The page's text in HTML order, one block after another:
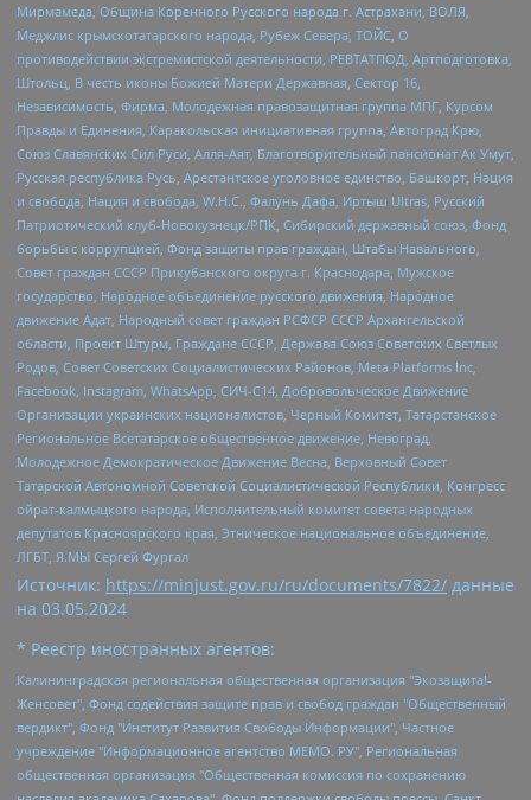
Мирмамеда, Община Коренного Русского народа г. Астрахани, ВОЛЯ,
Меджлис крымскотатарского народа, Рубеж Севера, ТОЙС, О
противодействии экстремистской деятельности, РЕВТАТПОД, Артподготовка,
Штольц, В честь иконы Божией Матери Державная, Сектор 16,
Независимость, Фирма, Молодежная правозащитная группа МПГ, Курсом
Правды и Единения, Каракольская инициативная группа, Автоград Крю,
Союз Славянских Сил Руси, Алля-Аят, Благотворительный пансионат Ак Умут,
Русская республика Русь, Арестантское уголовное единство, Башкорт, Нация
и свобода, Нация и свобода, W.H.С., Фалунь Дафа, Иртыш Ultras, Русский
Патриотический клуб-Новокузнецк/РПК, Сибирский державный союз, Фонд
борьбы с коррупцией, Фонд защиты прав граждан, Штабы Навального,
Совет граждан СССР Прикубанского округа г. Краснодара, Мужское
государство, Народное объединение русского движения, Народное
движение Адат, Народный совет граждан РСФСР СССР Архангельской
области, Проект Штурм, Граждане СССР, Держава Союз Советских Светлых
Родов, Совет Советских Социалистических Районов, Meta Platforms Inc,
Facebook, Instagram, WhatsApp, СИЧ-С14, Добровольческое Движение
Организации украинских националистов, Черный Комитет, Татарстанское
Региональное Всетатарское общественное движение, Невоград,
Молодежное Демократическое Движение Весна, Верховный Совет
Татарской Автономной Советской Социалистической Республики, Конгресс
ойрат-калмыцкого народа, Исполнительный комитет совета народных
депутатов Красноярского края, Этническое национальное объединение,
ЛГБТ, Я.МЫ Сергей Фургал
Источник: https://minjust.gov.ru/ru/documents/7822/ данные
на 03.05.2024
* Реестр иностранных агентов:
Калининградская региональная общественная организация "Экозащита!-Женсовет", Фонд содействия защите прав и свобод граждан "Общественный вердикт", Фонд "Институт Развития Свободы Информации", Частное учреждение "Информационное агентство МЕМО. РУ", Региональная общественная организация "Общественная комиссия по сохранению наследия академика Сахарова", Фонд поддержки свободы прессы, Санкт-Петербургская общественная правозащитная организация "Гражданский контроль", Межрегиональная общественная организация "Информационно-просветительский центр "Мемориал", Региональный Фонд "Центр Защиты Прав Средств Массовой Информации", с 05.12.2023 Фонд "Центр Защиты Прав Средств массовой информации", Региональная общественная благотворительная организация помощи беженцам и мигрантам "Гражданское содействие", Негосударственное образовательное учреждение дополнительного профессионального образования (повышение квалификации) специалистов "АКАДЕМИЯ ПО ПРАВАМ ЧЕЛОВЕКА", Свердловская региональная общественная организация "Сутяжник", Автономная некоммерческая организация "Центр независимых социологических исследований", Союз общественных объединений "Российский исследовательский центр по правам человека", Региональное общественное учреждение научно-информационный центр "МЕМОРИАЛ", Некоммерческая организация "Фонд защиты гласности", Автономная некоммерческая организация "Институт прав человека", Городская общественная организация "Екатеринбургское общество "МЕМОРИАЛ", Городская общественная организация "Рязанское историко-просветительское и правозащитное общество "Мемориал" (Рязанский Мемориал), Челябинский региональный орган общественной самодеятельности – женское общественное объединение "Женщины Евразии", Челябинский региональный орган общественной самодеятельности "Уральская правозащитная группа", Фонд содействия защите здоровья и социальной справедливости имени Андрея Рылькова, Автономная Некоммерческая Организация "Аналитический Центр Юрия Левады", Автономная некоммерческая организация социальной поддержки населения "Проект Апрель", Региональная общественная организация помощи женщинам и детям, находящимся в кризисной ситуации "Информационно-методический центр "Анна", Фонд содействия развитию массовых коммуникаций и правовому просвещению "Так-так-Так", Фонд содействия устойчивому развитию "Серебряная тайга", Свердловский региональный общественный фонд социальных проектов "Новое время", "Idel.Реалии", Кавказ.Реалии, Крым.Реалии, Телеканал Настоящее Время, Татаро-башкирская служба Радио Свобода (Azatliq Radiosi), Радио Свободная Европа/Радио Свобода (PCE/PC), "Сибирь.Реалии", "Фактограф", Благотворительный фонд помощи осужденным и их семьям, Автономная некоммерческая организация "Институт глобализации и социальных движений", Фонд "В защиту прав заключенных", Частное учреждение "Центр поддержки и содействия развитию средств массовой информации", Пензенский региональный общественный благотворительный фонд "Гражданский союз", "Север.Реалии", Некоммерческая организация Фонд "Правовая инициатива", Общество с ограниченной ответственностью "Радио Свободная Европа/Радио Свобода", Чешское информационное агентство "MEDIUM-ORIENT", Красноярская региональная общественная организация "Мы против СПИДа", Камалягин Денис Николаевич, Маркелов Сергей Евгеньевич, Пономарев Лев Александрович, Савицкая Людмила Алексеевна, Автономная некоммерческая организация "Центр по работе с проблемой насилия "НАСИЛИЮ.НЕТ", Межрегиональный профессиональный союз работников здравоохранения "Альянс врачей", Юридическое лицо, зарегистрированное в Латвийской Республике, SIA "Medusa Project" (регистрационный номер 40103797863, дата регистрации 10.06.2014), Некоммерческая организация "Фонд по борьбе с коррупцией", Автономная некоммерческая организация "Институт права и публичной политики", Баданин Роман Сергеевич, Гликин Максим Александрович, Железнова Мария Михайловна, Лукьянова Юлия Сергеевна, Маетная Елизавета Витальевна, Маняхин Петр Борисович, Чуракова Ольга Владимировна, Ярош Юлия Петровна, Юридическое лицо "The Insider SIA", зарегистрированное в Риге, Латвийская Республика (дата регистрации 26.06.2015), являющееся администратором доменного имени интернет-издания "The Insider SIA", https://theins.ru, Постернак Алексей Евгеньевич, Рубин Михаил Аркадьевич, Анин Роман Александрович, Юридическое лицо Istories fonds, зарегистрированное в Латвийской Республике (регистрационный номер 50008295751, дата регистрации 24.02.2020), Великовский Дмитрий Александрович, Долинина Ирина Николаевна, Мароховская Алеся Алексеевна, Шлейнов Роман Юрьевич, Шмагун Олеся Валентиновна, Общество с ограниченной ответственностью "Альтаир 2021", Общество с ограниченной ответственностью "Вега 2021", Общество с ограниченной ответственностью "Главный редактор 2021", Общество с ограниченной ответственностью "Ромашки монолит", Важенков Артем Валерьевич, Ивановская областная общественная организация "Центр гендерных исследований", Гурман Юрий Альбертович, Медиапроект "ОВД-Инфо", Егоров Владимир Владимирович, Жилинский Владимир Александрович, Общество с ограниченной ответственностью "ЗП", Иванова София Юрьевна, Карезина Инна Павловна, Кильтау Екатерина Викторовна, Петров Алексей Викторович, Пискунов Сергей Евгеньевич, Смирнов Сергей Сергеевич, Тихонов Михаил Сергеевич, Общество с ограниченной ответственностью "ЖУРНАЛИСТ-ИНОСТРАННЫЙ АГЕНТ", Арапова Галина Юрьевна, Вольтская Татьяна Анатольевна, Американская компания "Mason G.E.S. Anonymous Foundation" (США), являющаяся владельцем интернет-издания https://mnews.world/, Компания "Stichting Bellingcat", зарегистрированная в Нидерландах (дата регистрации 11.07.2018), Захаров Андрей Вячеславович, Клепиковская Екатерина Дмитриевна, Общество с ограниченной ответственностью "МЕМО", Перл Роман Александрович, Симонов Евгений Алексеевич, Соловьева Елена Анатольевна, Сотников Даниил Владимирович, Сурначева Елизавета Дмитриевна, Автономная некоммерческая организация по защите прав человека и информированию населения "Якутия – Наше Мнение", Общество с ограниченной ответственностью "Москоу диджитал медиа", с 26.01.2023 Общество с ограниченной ответственностью "Чайка Белые сады", Ветошкина Валерия Валерьевна, Заговора Максим Александрович, Межрегиональное общественное движение "Российская ЛГБТ - сеть", Оленичев Максим Владимирович, Павлов Иван Юрьевич, Скворцова Елена Сергеевна, Общество с ограниченной ответственностью "Как бы инагент", Кочетков Игорь Викторович, Общество с ограниченной ответственностью "Честные выборы", Еланчик Олег Александрович, Общество с ограниченной ответственностью "Нобелевский призыв", Гималова Регина Эмилевна, Григорьев Андрей Валерьевич, Григорьева Алина Александровна, Ассоциация по содействию защите прав призывников, альтернативнослужащих и военнослужащих "Правозащитная группа "Гражданин.Армия.Право", Хисамова Регина Фаритовна, Автономная некоммерческая организация по реализации социально-правовых программ "Лилит", Дальневосточное общественное движение "Маяк", Санкт-Петербургская ЛГБТ-инициативная группа "Выход", Инициативная группа ЛГБТ+ "Реверс", Алексеев Андрей Викторович, Бекбулатова Таисия Львовна, Беляев Иван Михайлович, Владыкина Елена Сергеевна, Гельман Марат Александрович, Никульшина Вероника Юрьевна, Толоконникова Надежда Андреевна, Шендерович Виктор Анатольевич, Общество с ограниченной ответственностью "Данное сообщение", Общество с ограниченной ответственностью Издательский дом "Новая глава", Айнбиндер Александра Александровна, Московский комьюнити-центр для ЛГБТ+инициатив, Благотворительный фонд развития филантропии, Deutsche Welle (Германия, Kurt-Schumacher-Strasse 3, 53113 Bonn), Борзунова Мария Михайловна, Воробьев Виктор Викторович, Голубева Анна Львовна, Константинова Алла Михайловна, Малкова Ирина Владимировна, Мурадов Мурад Абдулгалимович, Осетинская Елизавета Николаевна, Понасенков Евгений Николаевич, Ганапольский Матвей Юрьевич, Киселев Евгений Алексеевич, Борухович Ирина Григорьевна, Дремин Иван Тимофеевич, Дубровский Дмитрий Викторович, Красноярская региональная общественная организация поддержки и развития альтернативных образовательных технологий и межкультурных коммуникаций "ИНТЕРРА", Маяковская Екатерина Алексеевна, Фейгин Марк Захарович, Филимонов Андрей Викторович, Дзугкоева Регина Николаевна, Доброхотов Роман Александрович, Дудь Юрий Александрович, Елкин Сергей Владимирович, Кругликов Кирилл Игоревич, Сабунаева Мария Леонидовна, Семенов Алексей Владимирович, Шаинян Карен Багратович, Шульман Екатерина Михайловна, Асафьев Артур Валерьевич, Вахштайн Виктор Семенович, Венедиктов Алексей Алексеевич, Лушникова Екатерина Евгеньевна, Волков Леонид Михайлович, Невзоров Александр Глебович, Пархоменко Сергей Борисович, Сироткин Ярослав Николаевич, Кара-Мурза Владимир Владимирович, Баранова Наталья Владимировна, Гозман Леонид Яковлевич, Кагарлицкий Борис Юльевич, Климарев Михаил Валерьевич, Милов Владимир Станиславович, Автономная некоммерческая организация Краснодарский центр современного искусства "Типография", Моргенштерн Алишер Тагирович, Соболь Любовь Эдуардовна, Общество с ограниченной ответственностью "ЛИЗА НОРМ", Каспаров Гарри Кимович, Ходорковский Михаил Борисович, Общество с ограниченной ответственностью "Апрельские тезисы", Данилович Ирина Брониславовна, Кашин Олег Владимирович, Петров Николай Владимирович, Пивоваров Алексей Владимирович, Соколов Михаил Владимирович, Цветкова Юлия Владимировна, Чичваркин Евгений Александрович, Комитет против пыток/Команда против пыток, Общество с ограниченной ответственностью "Первый научный", Общество с ограниченной ответственностью "Вертолет и ко", Белоцерковская Вероника Борисовна, Кац Максим Евгеньевич, Лазарева Татьяна Юрьевна, Шаведдинов Руслан Табризович, Яшин Илья Валерьевич, Общество с ограниченной ответственностью "Иноагент ААВ", Алешковский Дмитрий Петрович, Альбац Евгения Марковна, Быков Дмитрий Львович, Галямина Юлия Евгеньевна, Лойко Сергей Леонидович, Мартынов Кирилл Константинович, Медведев Сергей Александрович, Крашенинников Федор Геннадиевич, Гордеева Катерина Вл